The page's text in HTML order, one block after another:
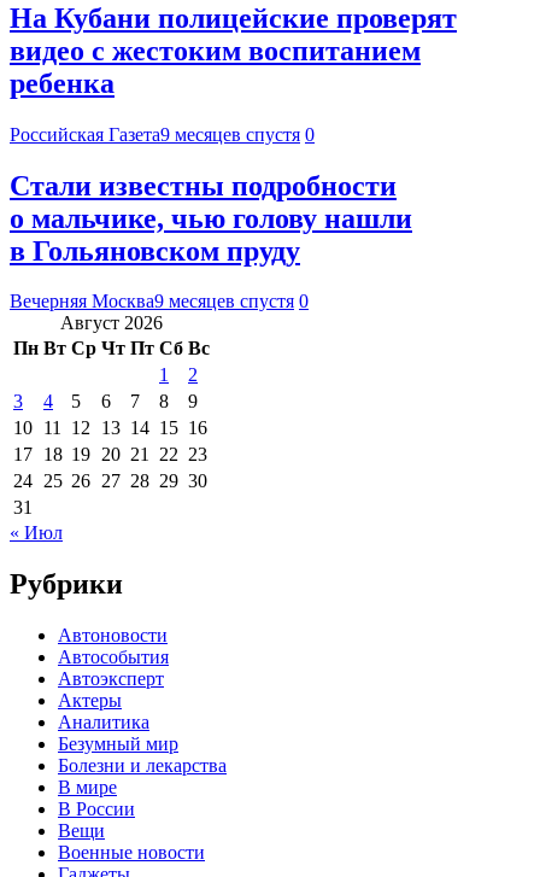
На Кубани полицейские проверят
видео с жестоким воспитанием
ребенка
Российская Газета9 месяцев спустя 0
Стали известны подробности
о мальчике, чью голову нашли
в Гольяновском пруду
Вечерняя Москва9 месяцев спустя 0
Август 2026
Пн Вт Ср Чт Пт Сб Вс
1
2
3
4 5 6 7 8
9
10 11 12 13 14 15 16
17 18 19 20 21 22 23
24 25 26 27 28 29 30
31
« Июл
Рубрики
Автоновости
Автособытия
Автоэксперт
Актеры
Аналитика
Безумный мир
Болезни и лекарства
В мире
В России
Вещи
Военные новости